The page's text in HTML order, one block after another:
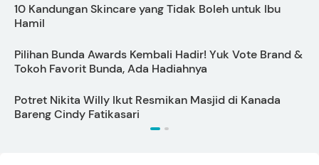
10 Kandungan Skincare yang Tidak Boleh untuk Ibu
Hamil
Pilihan Bunda Awards Kembali Hadir! Yuk Vote Brand &
Tokoh Favorit Bunda, Ada Hadiahnya
Potret Nikita Willy Ikut Resmikan Masjid di Kanada
Bareng Cindy Fatikasari